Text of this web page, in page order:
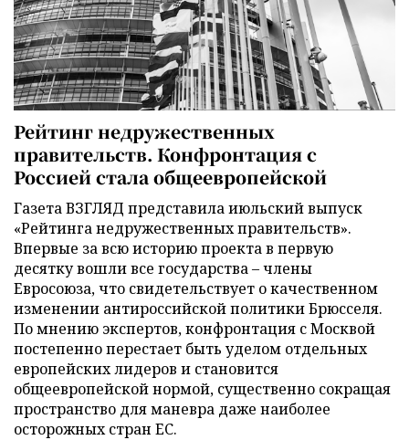
Рейтинг недружественных
правительств. Конфронтация с
Россией стала общеевропейской
Газета ВЗГЛЯД представила июльский выпуск
«Рейтинга недружественных правительств».
Впервые за всю историю проекта в первую
десятку вошли все государства – члены
Евросоюза, что свидетельствует о качественном
изменении антироссийской политики Брюсселя.
По мнению экспертов, конфронтация с Москвой
постепенно перестает быть уделом отдельных
европейских лидеров и становится
общеевропейской нормой, существенно сокращая
пространство для маневра даже наиболее
осторожных стран ЕС.